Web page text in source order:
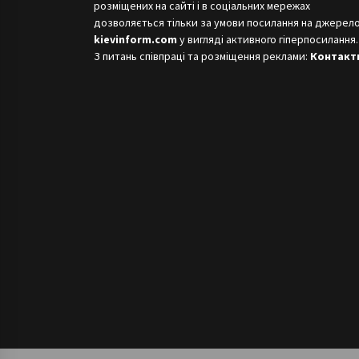
розміщених на сайті і в соціальних мережах
дозволяється тільки за умови посилання на
kievinform.com у вигляді активного гіперпосилання.
З питань співпраці та розміщення реклами: